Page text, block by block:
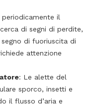
il
di segni di perdite,
di fuoriuscita di
attenzione
: Le alette del
sporco, insetti e
il flusso d’aria e